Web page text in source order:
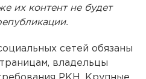
их контент не будет
сетей обязаны
владельцы